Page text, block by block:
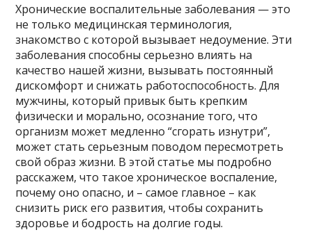
Хронические воспалительные заболевания — это
не только медицинская терминология,
знакомство с которой вызывает недоумение. Эти
заболевания способны серьезно влиять на
качество нашей жизни, вызывать постоянный
дискомфорт и снижать работоспособность. Для
мужчины, который привык быть крепким
физически и морально, осознание того, что
организм может медленно “сгорать изнутри”,
может стать серьезным поводом пересмотреть
свой образ жизни. В этой статье мы подробно
расскажем, что такое хроническое воспаление,
почему оно опасно, и – самое главное – как
снизить риск его развития, чтобы сохранить
здоровье и бодрость на долгие годы.